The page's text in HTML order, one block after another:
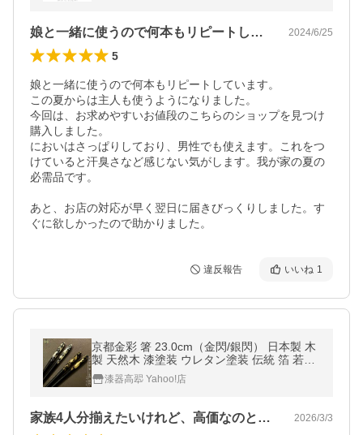
娘と一緒に使うので何本もリピートしてい… 2024/6/25
5
娘と一緒に使うので何本もリピートしています。
この夏からは主人も使うようになりました。
今回は、お求めやすいお値段のこちらのショップを見つけ
購入しました。
においはさっぱりしており、男性でも使えます。これをつ
けていると汗臭さなど感じない気がします。我が家の夏の
必需品です。
あと、お店の対応が早く翌日に届きびっくりしました。す
ぐに欲しかったので助かりました。
違反報告 いいね 1
京都金彩 箸 23.0cm（金閃/銀閃） 日本製 木
製 天然木 漆塗装 ウレタン塗装 伝統 箔 若狭
ギフト プレゼント 結婚 新築 父 母 長寿 敬老
国産 漆器 海外 japan
漆器高翆 Yahoo!店
家族4人分揃えたいけれど、高価なのと金… 2026/3/3